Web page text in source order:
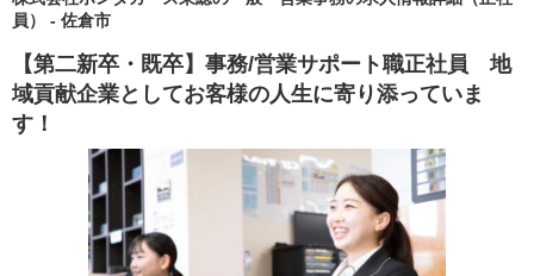
員） - 佐倉市
【第二新卒・既卒】事務/営業サポート職正社員 地
域貢献企業としてお客様の人生に寄り添っていま
す！